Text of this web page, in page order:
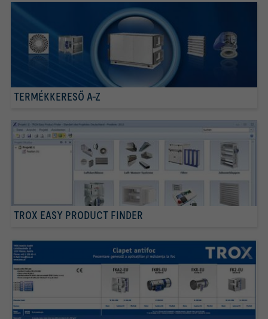
TERMÉKKERESŐ A-Z
TROX EASY PRODUCT FINDER